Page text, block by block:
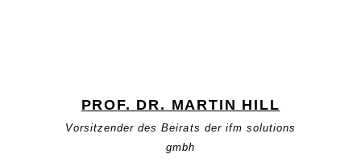
PROF. DR. MARTIN HILL
Vorsitzender des Beirats der ifm solutions
gmbh